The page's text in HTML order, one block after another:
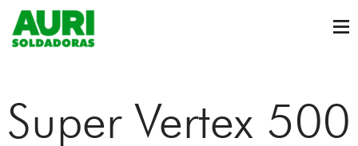
Super Vertex 500